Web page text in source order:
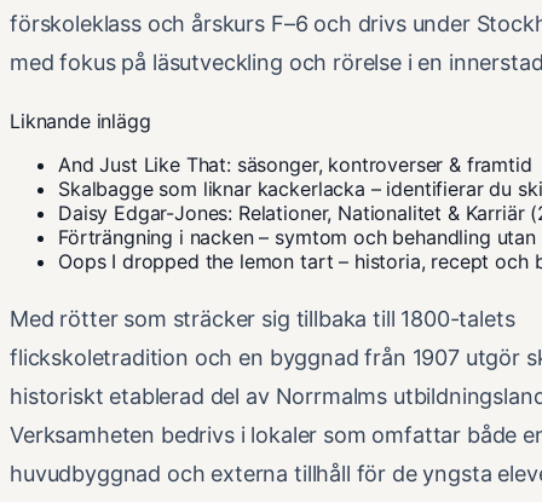
förskoleklass och årskurs F–6 och drivs under
med fokus på läsutveckling och rörelse i en
Liknande inlägg
And Just Like That: säsonger, kontroverser & framtid
Skalbagge som liknar kackerlacka – identifierar du
Daisy Edgar-Jones: Relationer, Nationalitet & Karriär
Förträngning i nacken – symtom och behandling
Oops I dropped the lemon tart – historia, recept och
Med rötter som sträcker sig tillbaka till 1800-talets
flickskoletradition och en byggnad från 1907 utgör
historiskt etablerad del av Norrmalms
Verksamheten bedrivs i lokaler som omfattar både
huvudbyggnad och externa tillhåll för de yngsta